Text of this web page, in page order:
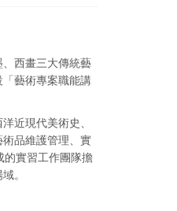
西畫三大傳統藝
藝術專案職能講
近現代美術史、
品維護管理、實
實習工作團隊擔
。